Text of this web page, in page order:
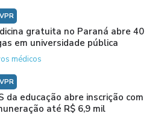
gratuita no Paraná abre 40
em universidade pública
médicos
da educação abre inscrição com
até R$ 6,9 mil